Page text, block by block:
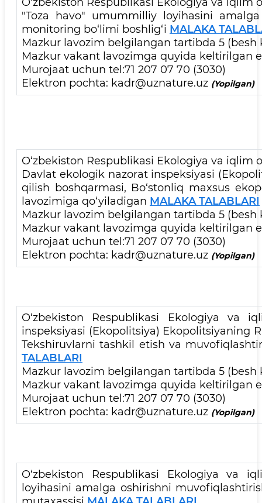
"Toza havo" umummilliy loyihasini
monitoring bo‘limi boshlig‘i MALAKA
Mazkur lavozim belgilangan tartibda 5 (besh
Mazkur vakant lavozimga quyida keltirilgan
Murojaat uchun tel:71 207 07 70 (3030)
Elektron pochta: kadr@uznature.uz (Yopilgan)
O‘zbekiston Respublikasi Ekologiya va iqlim
Davlat ekologik nazorat inspeksiyasi
qilish boshqarmasi, Bo‘stonliq maxsus
lavozimiga qo‘yiladigan MALAKA TALABLARI
Mazkur lavozim belgilangan tartibda 5 (besh
Mazkur vakant lavozimga quyida keltirilgan
Murojaat uchun tel:71 207 07 70 (3030)
Elektron pochta: kadr@uznature.uz (Yopilgan)
O‘zbekiston Respublikasi Ekologiya va
inspeksiyasi (Ekopolitsiya) Ekopolitsiyaning
Tekshiruvlarni tashkil etish va
TALABLARI
Mazkur lavozim belgilangan tartibda 5
Mazkur vakant lavozimga quyida keltirilgan
Murojaat uchun tel:71 207 07 70 (3030)
Elektron pochta: kadr@uznature.uz (Yopilgan)
O‘zbekiston Respublikasi Ekologiya va
loyihasini amalga oshirishni